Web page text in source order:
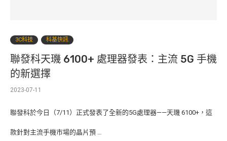
3C科技 科基快訊
聯發科天璣 6100+ 處理器發表：主流 5G 手機
的新選擇
2023-07-11
聯發科於今日（7/11）正式發表了全新的5G處理器——天璣 6100+，這
款針對主流手機市場的晶片預 …